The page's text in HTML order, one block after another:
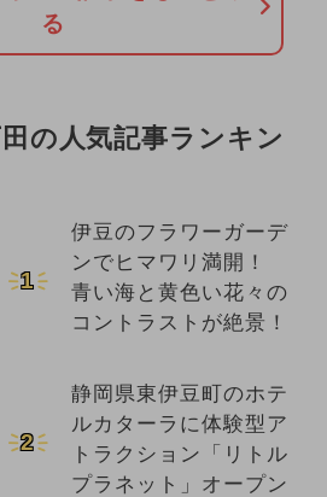
る
の人気記事ランキン
1
伊豆のフラワーガーデ
ンでヒマワリ満開！
青い海と黄色い花々の
コントラストが絶景！
2
静岡県東伊豆町のホテ
ルカターラに体験型ア
トラクション「リトル
プラネット」オープン